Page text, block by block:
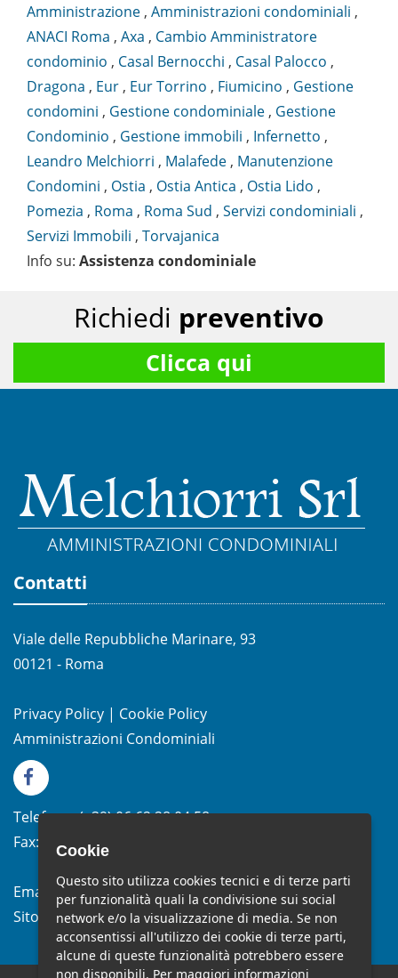
Amministrazione , Amministrazioni condominiali ,
ANACI Roma , Axa , Cambio Amministratore
condominio , Casal Bernocchi , Casal Palocco ,
Dragona , Eur , Eur Torrino , Fiumicino , Gestione
condomini , Gestione condominiale , Gestione
Condominio , Gestione immobili , Infernetto ,
Leandro Melchiorri , Malafede , Manutenzione
Condomini , Ostia , Ostia Antica , Ostia Lido ,
Pomezia , Roma , Roma Sud , Servizi condominiali ,
Servizi Immobili , Torvajanica
Info su: Assistenza condominiale
Richiedi preventivo
Clicca qui
Contatti
Viale delle Repubbliche Marinare, 93
00121 - Roma
Privacy Policy | Cookie Policy
Amministrazioni Condominiali
Telefono:(+39)06.62.28.04.58
Fax:
(+39) 06.99.33.19.10
Email: info@studiomelchiorri.it
Sito Web:www.stmelchiorri.it
Cookie
Questo sito utilizza cookies tecnici e di terze parti
per funzionalità quali la condivisione sui social
network e/o la visualizzazione di media. Se non
acconsentissi all'utilizzo dei cookie di terze parti,
alcune di queste funzionalità potrebbero essere
non disponibili. Per maggiori informazioni